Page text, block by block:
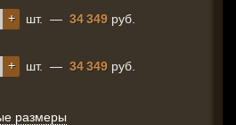
+ шт. — 34 349 руб.
+ шт. — 34 349 руб.
размеры